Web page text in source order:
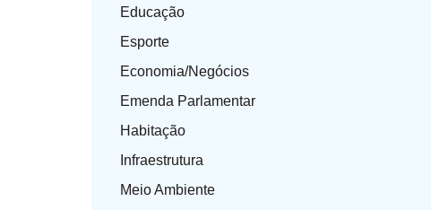
Educação
Esporte
Economia/Negócios
Emenda Parlamentar
Habitação
Infraestrutura
Meio Ambiente